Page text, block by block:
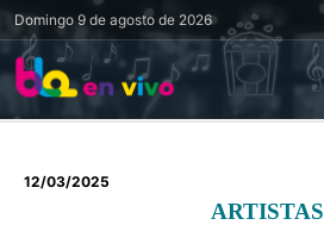
Domingo 9 de agosto de 2026
12/03/2025
ARTISTAS